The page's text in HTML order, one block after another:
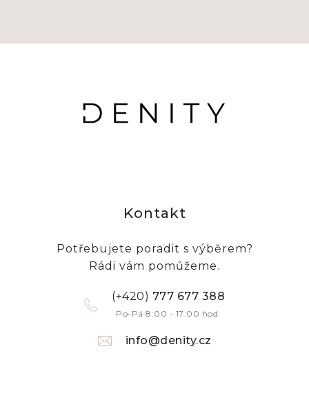
Kontakt
Potřebujete poradit s výběrem?
Rádi vám pomůžeme.
(+420) 777 677 388
Po-Pá 8:00 - 17:00 hod.
info@denity.cz